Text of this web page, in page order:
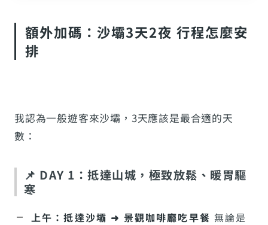
額外加碼：沙壩3天2夜 行程怎麼安
排
我認為一般遊客來沙壩，3天應該是最合適的天
數：
📌 DAY 1：抵達山城，極致放鬆、暖胃驅
寒
上午：抵達沙壩 ➜ 景觀咖啡廳吃早餐 無論是